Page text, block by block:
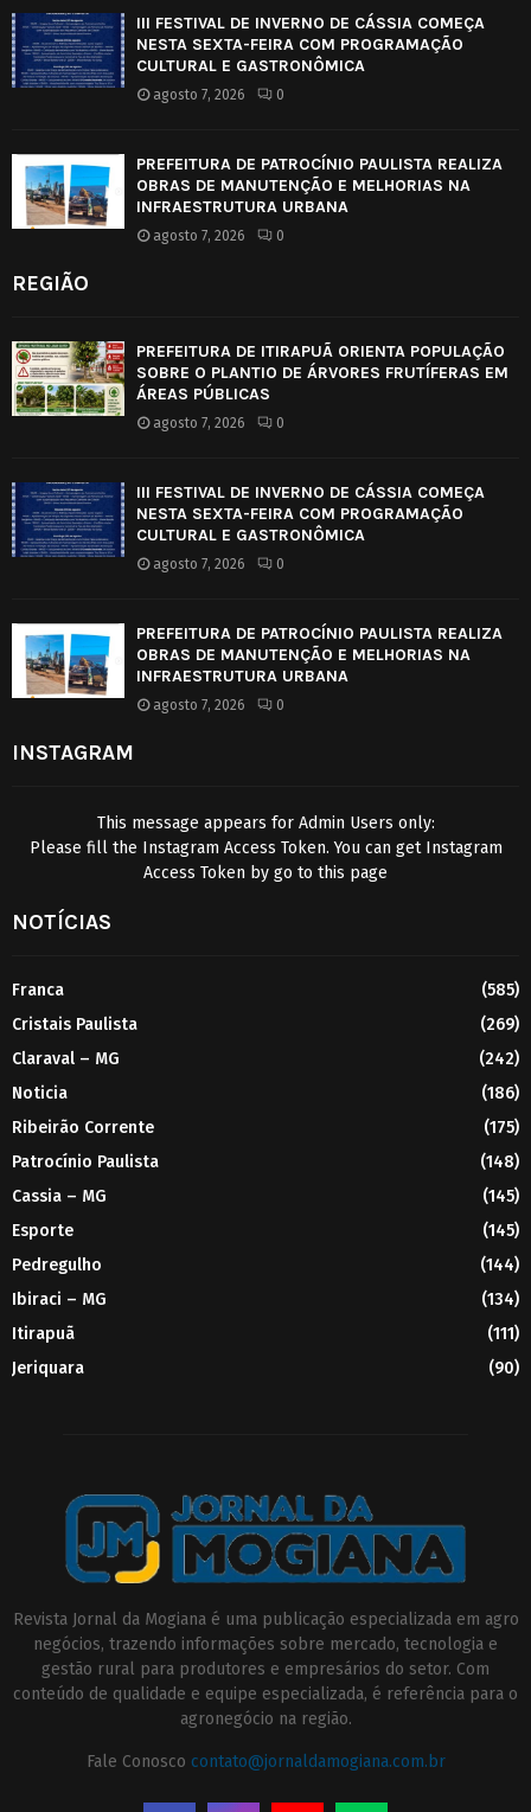
III FESTIVAL DE INVERNO DE CÁSSIA COMEÇA
NESTA SEXTA-FEIRA COM PROGRAMAÇÃO
CULTURAL E GASTRONÔMICA
agosto 7, 2026 0
PREFEITURA DE PATROCÍNIO PAULISTA REALIZA
OBRAS DE MANUTENÇÃO E MELHORIAS NA
INFRAESTRUTURA URBANA
agosto 7, 2026 0
REGIÃO
PREFEITURA DE ITIRAPUÃ ORIENTA POPULAÇÃO
SOBRE O PLANTIO DE ÁRVORES FRUTÍFERAS EM
ÁREAS PÚBLICAS
agosto 7, 2026 0
III FESTIVAL DE INVERNO DE CÁSSIA COMEÇA
NESTA SEXTA-FEIRA COM PROGRAMAÇÃO
CULTURAL E GASTRONÔMICA
agosto 7, 2026 0
PREFEITURA DE PATROCÍNIO PAULISTA REALIZA
OBRAS DE MANUTENÇÃO E MELHORIAS NA
INFRAESTRUTURA URBANA
agosto 7, 2026 0
INSTAGRAM
This message appears for Admin Users only:
Please fill the Instagram Access Token. You can get Instagram
Access Token by go to this page
NOTÍCIAS
Franca
(585)
Cristais Paulista
(269)
Claraval – MG
(242)
Noticia
(186)
Ribeirão Corrente
(175)
Patrocínio Paulista
(148)
Cassia – MG
(145)
Esporte
(145)
Pedregulho
(144)
Ibiraci – MG
(134)
Itirapuã
(111)
Jeriquara
(90)
Revista Jornal da Mogiana é uma publicação especializada em agro
negócios, trazendo informações sobre mercado, tecnologia e
gestão rural para produtores e empresários do setor. Com
conteúdo de qualidade e equipe especializada, é referência para o
agronegócio na região.
Fale Conosco contato@jornaldamogiana.com.br